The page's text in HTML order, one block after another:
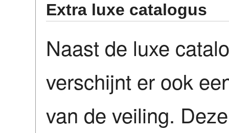
Extra luxe catalogus
Naast de luxe
verschijnt er ook
van de veiling.